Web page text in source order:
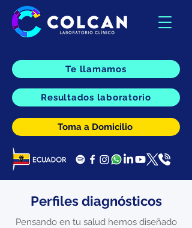
Te llamamos
Resultados laboratorio
Toma a Domicilio
Perfiles diagnósticos
Pensando en tu salud hemos diseñado